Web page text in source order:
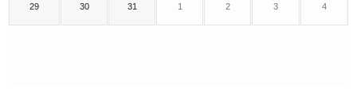
29 30 31 1 2 3 4